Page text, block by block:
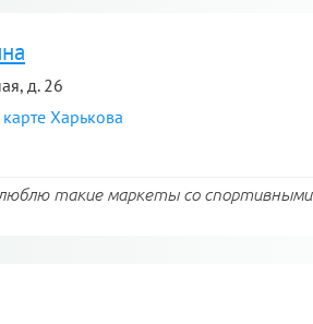
д. 26
Харькова
такие маркеты со спортивными